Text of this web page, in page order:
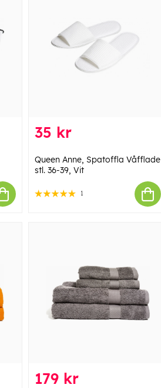
35 kr
Queen Anne, Spatoffla Våfflade
stl. 36-39, Vit
1
179 kr